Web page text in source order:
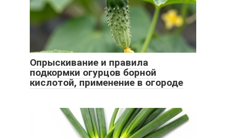
Опрыскивание и правила
подкормки огурцов борной
кислотой, применение в огороде